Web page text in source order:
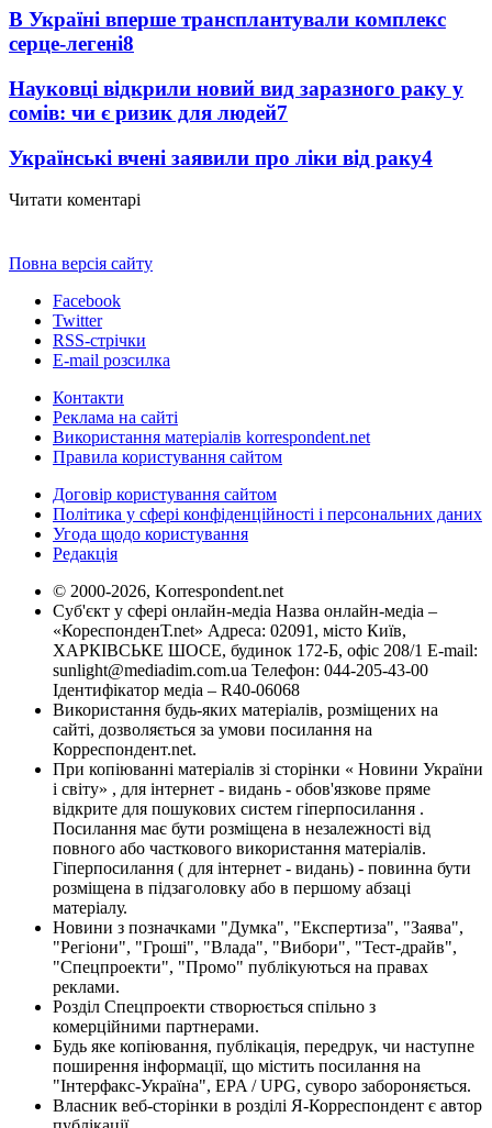
В Україні вперше трансплантували комплекс
серце-легені8
Науковці відкрили новий вид заразного раку у
сомів: чи є ризик для людей7
Українські вчені заявили про ліки від раку4
Читати коментарі
Повна версія сайту
Facebook
Twitter
RSS-стрічки
E-mail розсилка
Контакти
Реклама на сайті
Використання матеріалів korrespondent.net
Правила користування сайтом
Договір користування сайтом
Політика у сфері конфіденційності і персональних даних
Угода щодо користування
Редакція
© 2000-2026, Korrespondent.net
Суб'єкт у сфері онлайн-медіа Назва онлайн-медіа –
«КореспонденТ.net» Адреса: 02091, місто Київ,
ХАРКІВСЬКЕ ШОСЕ, будинок 172-Б, офіс 208/1 E-mail:
sunlight@mediadim.com.ua Телефон: 044-205-43-00
Ідентифікатор медіа – R40-06068
Використання будь-яких матеріалів, розміщених на
сайті, дозволяється за умови посилання на
Корреспондент.net.
При копіюванні матеріалів зі сторінки « Новини України
і світу» , для інтернет - видань - обов'язкове пряме
відкрите для пошукових систем гіперпосилання .
Посилання має бути розміщена в незалежності від
повного або часткового використання матеріалів.
Гіперпосилання ( для інтернет - видань) - повинна бути
розміщена в підзаголовку або в першому абзаці
матеріалу.
Новини з позначками "Думка", "Експертиза", "Заява",
"Регіони", "Гроші", "Влада", "Вибори", "Тест-драйв",
"Спецпроекти", "Промо" публікуються на правах
реклами.
Розділ Спецпроекти створюється спільно з
комерційними партнерами.
Будь яке копіювання, публікація, передрук, чи наступне
поширення інформації, що містить посилання на
"Інтерфакс-Україна", EPA / UPG, суворо забороняється.
Власник веб-сторінки в розділі Я-Корреспондент є автор